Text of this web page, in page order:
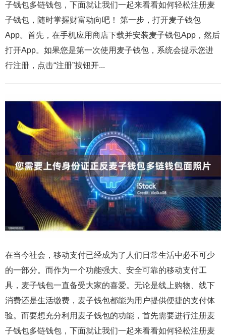
子钱包多链钱包，下面就让我们一起来看看如何轻松注册麦
子钱包，随时掌握财富动向吧！ 第一步，打开麦子钱包
App。首先，在手机应用商店下载并安装麦子钱包App，然后
打开App。如果您是第一次使用麦子钱包，系统会提示您进
行注册，点击“注册”按钮开...
在当今社会，移动支付已经成为了人们日常生活中必不可少
的一部分。而作为一个功能强大、安全可靠的移动支付工
具，麦子钱包一直备受大家的喜爱。无论是线上购物、线下
消费还是生活缴费，麦子钱包都能为用户提供便捷的支付体
验。而要想充分利用麦子钱包的功能，首先需要进行注册麦
子钱包多链钱包，下面就让我们一起来看看如何轻松注册麦